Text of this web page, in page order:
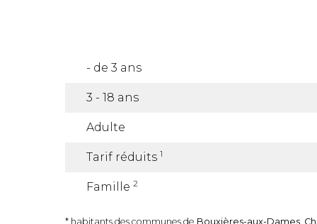
- de 3 ans
3 - 18 ans
Adulte
Tarif réduits 1
Famille 2
* habitants des communes de Bouxières-aux-Dames,